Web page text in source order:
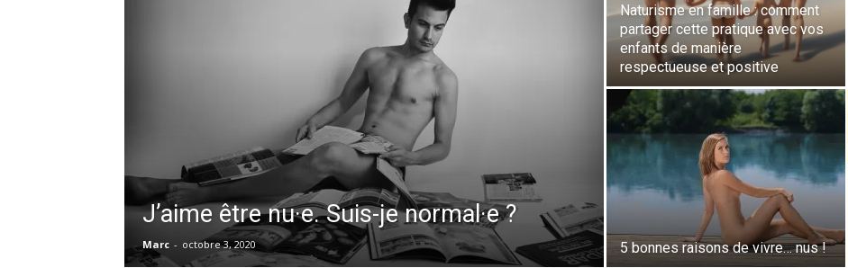
J’aime être nu·e. Suis-je normal·e ?
Marc - octobre 3, 2020
Naturisme en famille : comment
partager cette pratique avec vos
enfants de manière
respectueuse et positive
5 bonnes raisons de vivre… nus !